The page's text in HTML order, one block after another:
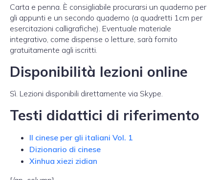
Carta e penna. È consigliabile procurarsi un quaderno per
gli appunti e un secondo quaderno (a quadretti 1cm per
esercitazioni calligrafiche). Eventuale materiale
integrativo, come dispense o letture, sarà fornito
gratuitamente agli iscritti.
Disponibilità lezioni online
Sì. Lezioni disponibili direttamente via Skype.
Testi didattici di riferimento
Il cinese per gli italiani Vol. 1
Dizionario di cinese
Xinhua xiezi zidian